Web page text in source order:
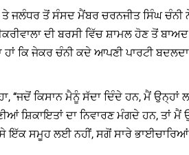
ਤੇ ਜਲੰਧਰ ਤੋਂ ਸੰਸਦ ਮੈਂਬਰ ਚਰਨਜੀਤ ਸਿੰਘ
ਦੀ ਬਰਸੀ ਵਿੱਚ ਸ਼ਾਮਲ ਹੋਣ ਤੋਂ
ਹਾਂ ਕਿ ਜੇਕਰ ਚੰਨੀ ਕਦੇ ਆਪਣੀ ਪਾਰਟੀ
‘‘ਜਦੋਂ ਕਿਸਾਨ ਮੈਨੂੰ ਸੱਦਾ ਦਿੰਦੇ ਹਨ, ਮੈਂ
ਸ਼ਿਕਾਇਤਾਂ ਦਾ ਨਿਵਾਰਣ ਮੰਗਦੇ ਹਨ, ਤਾਂ
ਸਮੂਹ ਲਈ ਨਹੀਂ, ਸਗੋਂ ਸਾਰੇ ਭਾਈਚਾਰਿਆਂ